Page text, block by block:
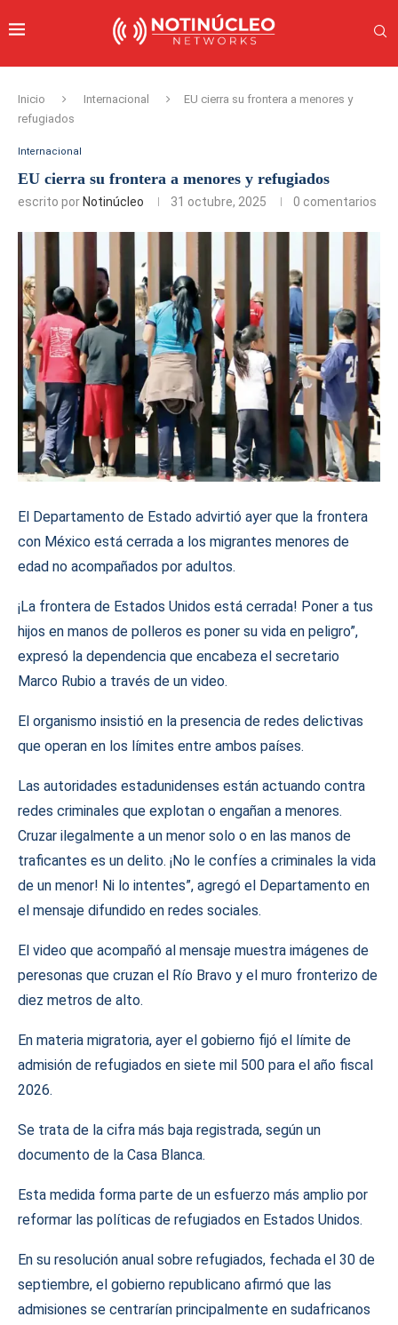
Inicio Internacional
EU cierra su frontera a menores y
refugiados
Internacional
EU cierra su frontera a menores y refugiados
escrito por Notinúcleo 31 octubre, 2025 0 comentarios
El Departamento de Estado advirtió ayer que la frontera
con México está cerrada a los migrantes menores de
edad no acompañados por adultos.
¡La frontera de Estados Unidos está cerrada! Poner a tus
hijos en manos de polleros es poner su vida en peligro”,
expresó la dependencia que encabeza el secretario
Marco Rubio a través de un video.
El organismo insistió en la presencia de redes delictivas
que operan en los límites entre ambos países.
Las autoridades estadunidenses están actuando contra
redes criminales que explotan o engañan a menores.
Cruzar ilegalmente a un menor solo o en las manos de
traficantes es un delito. ¡No le confíes a criminales la vida
de un menor! Ni lo intentes”, agregó el Departamento en
el mensaje difundido en redes sociales.
El video que acompañó al mensaje muestra imágenes de
peresonas que cruzan el Río Bravo y el muro fronterizo de
diez metros de alto.
En materia migratoria, ayer el gobierno fijó el límite de
admisión de refugiados en siete mil 500 para el año fiscal
2026.
Se trata de la cifra más baja registrada, según un
documento de la Casa Blanca.
Esta medida forma parte de un esfuerzo más amplio por
reformar las políticas de refugiados en Estados Unidos.
En su resolución anual sobre refugiados, fechada el 30 de
septiembre, el gobierno republicano afirmó que las
admisiones se centrarían principalmente en sudafricanos